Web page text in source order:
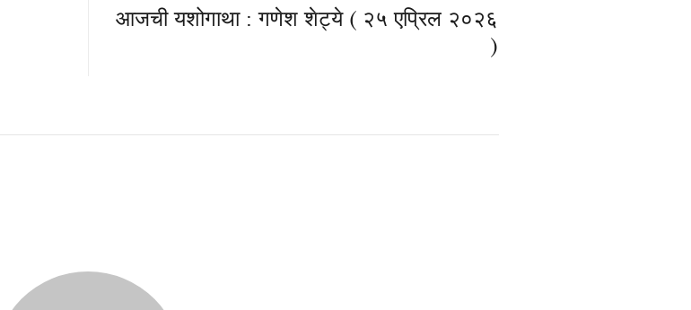
आजची यशोगाथा : गणेश शेट्ये ( २५ एप्रिल २०२६
)